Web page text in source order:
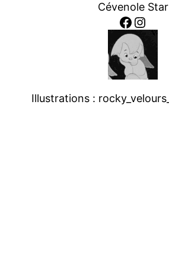
Cévenole Star
Facebook Instagram
Illustrations : rocky_velours_